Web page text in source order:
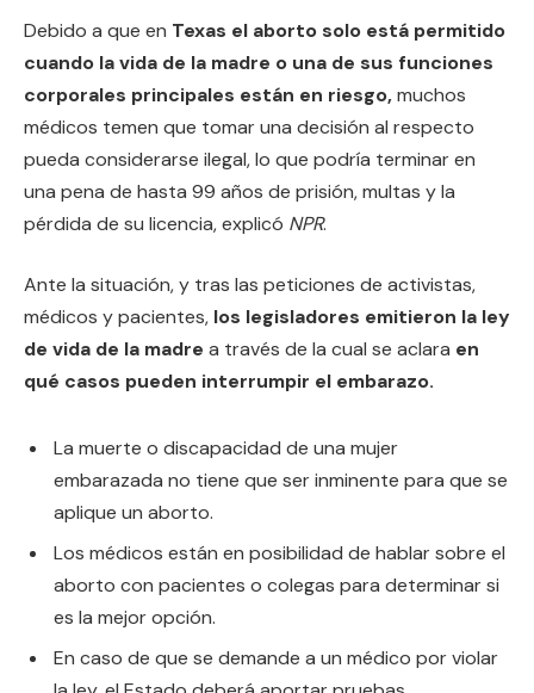
Debido a que en Texas el aborto solo está permitido
cuando la vida de la madre o una de sus funciones
corporales principales están en riesgo,muchos
médicos temen que tomar una decisión al respecto
pueda considerarse ilegal, lo que podría terminar en
una pena de hasta 99 años de prisión, multas y la
pérdida de su licencia, explicó NPR.
Ante la situación, y tras las peticiones de activistas,
médicos y pacientes, los legisladores emitieron la ley
de vida de la madre a través de la cual se aclara en
qué casos pueden interrumpir el embarazo.
La muerte o discapacidad de una mujer
embarazada no tiene que ser inminente para que se
aplique un aborto.
Los médicos están en posibilidad de hablar sobre el
aborto con pacientes o colegas para determinar si
es la mejor opción.
En caso de que se demande a un médico por violar